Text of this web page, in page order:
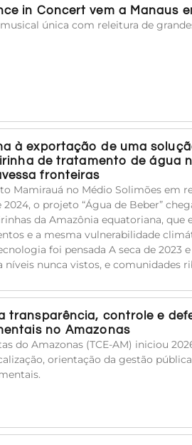
in Concert vem a Manaus
única com releitura de
à exportação de uma
de tratamento de água
fronteiras
Mamirauá no Médio Solimões em
o projeto “Água de Beber”
da Amazônia equatoriana, que
e a mesma vulnerabilidade
foi pensada A seca de 2023
níveis nunca vistos, e comunidades
transparência, controle e
no Amazonas
do Amazonas (TCE-AM) iniciou
orientação da gestão